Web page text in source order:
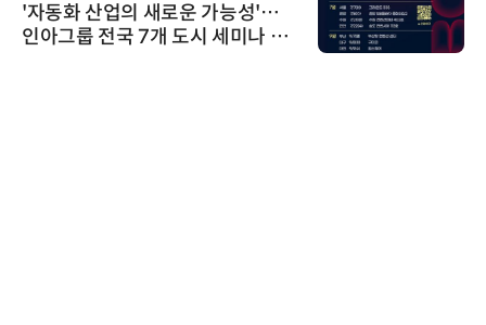
'자동화 산업의 새로운 가능성'…
인아그룹 전국 7개 도시 세미나 페